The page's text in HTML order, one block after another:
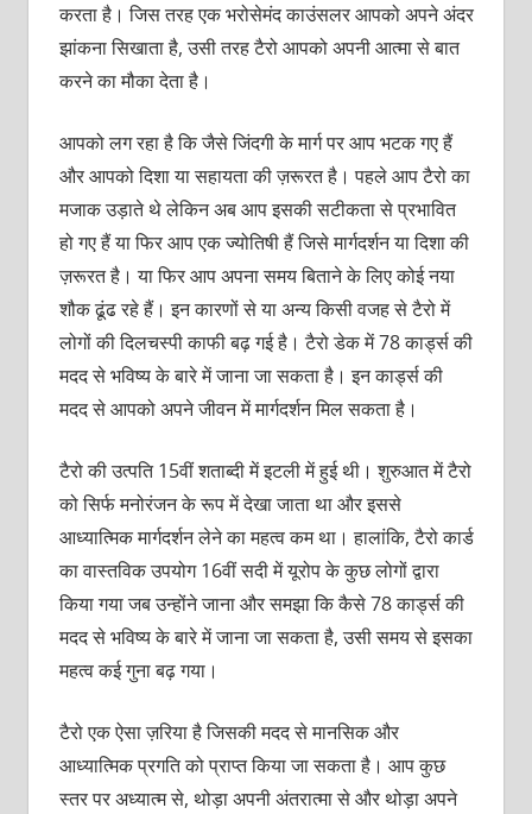
करता है। जिस तरह एक भरोसेमंद काउंसलर आपको अपने अंदर
झांकना सिखाता है, उसी तरह टैरो आपको अपनी आत्‍मा से बात
करने का मौका देता है।
आपको लग रहा है कि जैसे जिंदगी के मार्ग पर आप भटक गए हैं
और आपको दिशा या सहायता की ज़रूरत है। पहले आप टैरो का
मजाक उड़ाते थे लेकिन अब आप इसकी सटीकता से प्रभावित
हो गए हैं या फिर आप एक ज्योतिषी हैं जिसे मार्गदर्शन या दिशा की
ज़रूरत है। या फिर आप अपना समय बिताने के लिए कोई नया
शौक ढूंढ रहे हैं। इन कारणों से या अन्‍य किसी वजह से टैरो में
लोगों की दिलचस्पी काफी बढ़ गई है। टैरो डेक में 78 कार्ड्स की
मदद से भविष्य के बारे में जाना जा सकता है। इन कार्ड्स की
मदद से आपको अपने जीवन में मार्गदर्शन मिल सकता है।
टैरो की उत्पति 15वीं शताब्‍दी में इटली में हुई थी। शुरुआत में टैरो
को सिर्फ मनोरंजन के रूप में देखा जाता था और इससे
आध्‍यात्मिक मार्गदर्शन लेने का महत्‍व कम था। हालांकि, टैरो कार्ड
का वास्तविक उपयोग 16वीं सदी में यूरोप के कुछ लोगों द्वारा
किया गया जब उन्होंने जाना और समझा कि कैसे 78 कार्ड्स की
मदद से भविष्य के बारे में जाना जा सकता है, उसी समय से इसका
महत्व कई गुना बढ़ गया।
टैरो एक ऐसा ज़रिया है जिसकी मदद से मानसिक और
आध्यात्मिक प्रगति को प्राप्‍त किया जा सकता है। आप कुछ
स्‍तर पर अध्‍यात्‍म से, थोड़ा अपनी अंतरात्मा से और थोड़ा अपने